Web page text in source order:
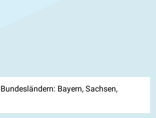
Bayern, Sachsen,